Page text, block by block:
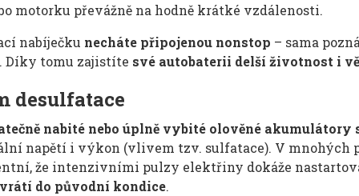
motorku převážně na hodně krátké vzdálenosti.
nabíječku necháte připojenou nonstop – sama
Díky tomu zajistíte své autobaterii delší životnost i
desulfatace
nabité nebo úplně vybité olověné akumulátory
napětí i výkon (vlivem tzv. sulfatace). V mnohých
že intenzivními pulzy elektřiny dokáže
do původní kondice.